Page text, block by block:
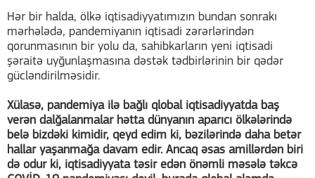
Hər bir halda, ölkə iqtisadiyyatımızın bundan sonrakı
mərhələdə, pandemiyanın iqtisadi zərərlərindən
qorunmasının bir yolu da, sahibkarların yeni iqtisadi
şəraitə uyğunlaşmasına dəstək tədbirlərinin bir qədər
gücləndirilməsidir.
Xülasə, pandemiya ilə bağlı qlobal iqtisadiyyatda baş
verən dalğalanmalar hətta dünyanın aparıcı ölkələrində
belə bizdəki kimidir, qeyd edim ki, bəzilərində daha betər
hallar yaşanmağa davam edir. Ancaq əsas amillərdən biri
də odur ki, iqtisadiyyata təsir edən önəmli məsələ təkcə